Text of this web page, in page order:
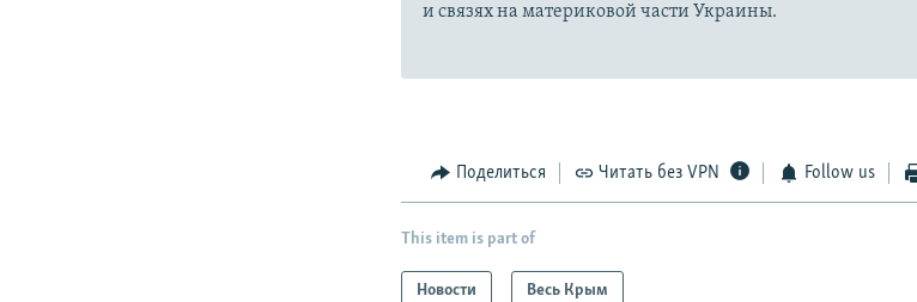
и связях на материковой части Украины.
Поделиться Читать без VPN Follow us
This item is part of
Новости Весь Крым